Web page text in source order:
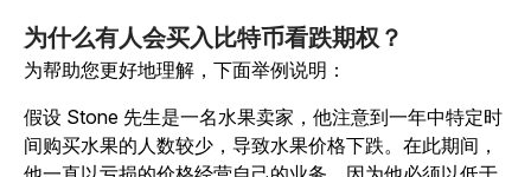
为什么有人会买入比特币看跌期权？
为帮助您更好地理解，下面举例说明：
假设 Stone 先生是一名水果卖家，他注意到一年中特定时
间购买水果的人数较少，导致水果价格下跌。在此期间，